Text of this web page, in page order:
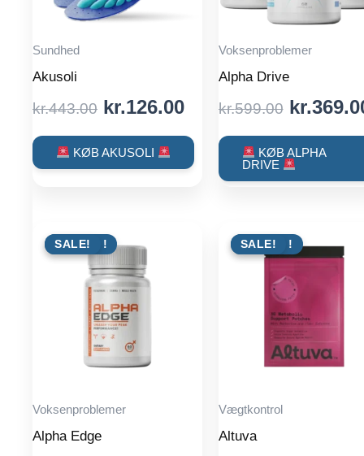
Sundhed
Akusoli
kr.443.00 Original
price
was:
kr.126.00Current
price
is:
kr.126.00.
KØB AKUSOLI
Voksenproblemer
Alpha Drive
kr.599.00 Original
price
was:
kr.
KØB ALPHA
DRIVE
TILBUD !
SALE!
Voksenproblemer
Alpha Edge
TILBUD !
SALE!
Vægtkontrol
Altuva